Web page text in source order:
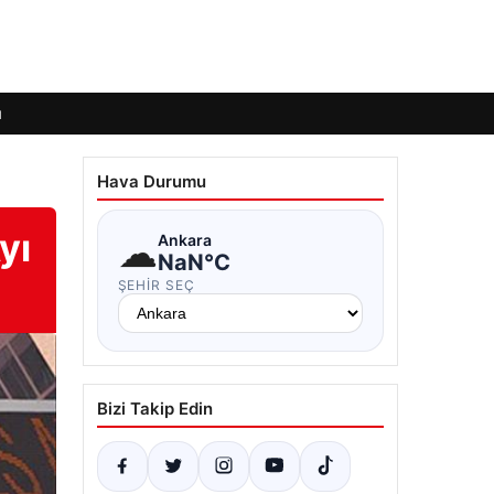
Hava Durumu
☁Ankara
NaN°C
ŞEHIR SEÇ
Bizi Takip Edin